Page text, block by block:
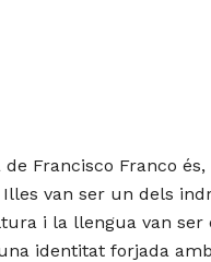
Francisco Franco
van ser un dels
i la llengua van ser
identitat forjada